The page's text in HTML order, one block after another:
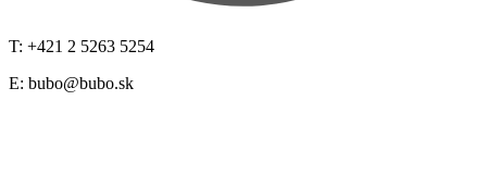
T: +421 2 5263 5254
E: bubo@bubo.sk